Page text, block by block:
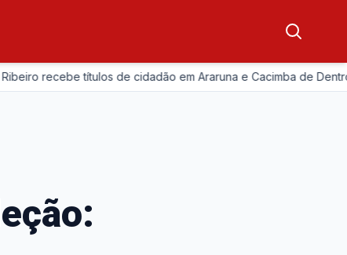
recebe títulos de cidadão em Araruna e Cacimba de Dentro